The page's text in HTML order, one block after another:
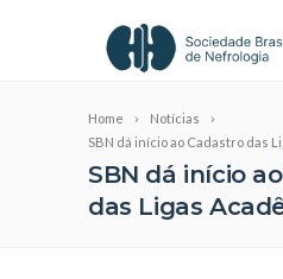
Home
Notícias
SBN dá início ao Cadastro das
SBN dá início
das Ligas